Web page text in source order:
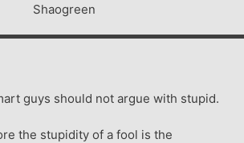
Shaogreen
guys should not argue with stupid.
the stupidity of a fool is the